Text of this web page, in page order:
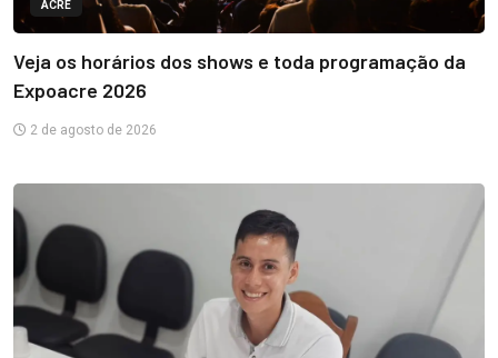
ACRE
Veja os horários dos shows e toda programação da
Expoacre 2026
2 de agosto de 2026